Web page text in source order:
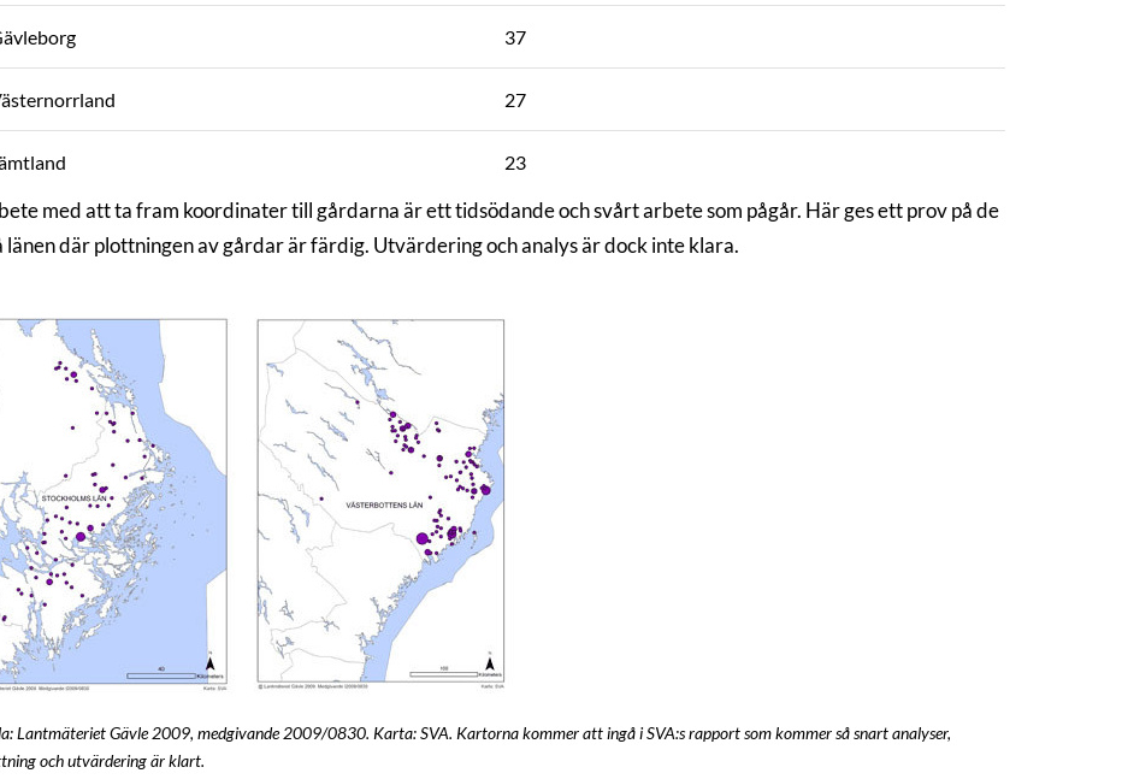
37
27
23
med att ta fram koordinater till gårdarna är ett tidsödande och svårt arbete som pågår. Här ges ett prov på de
länen där plottningen av gårdar är färdig. Utvärdering och analys är dock inte klara.
Lantmäteriet Gävle 2009, medgivande 2009/0830. Karta: SVA. Kartorna kommer att ingå i SVA:s rapport som kommer så snart analyser,
och utvärdering är klart.